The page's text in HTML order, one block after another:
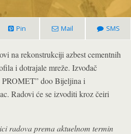
Pin Mail SMS
na rekonstrukciji azbest cementnih
i dotrajale mreže. Izvođač
doo Bijeljina i
Radovi će se izvoditi kroz čeiri
radova prema aktuelnom termin